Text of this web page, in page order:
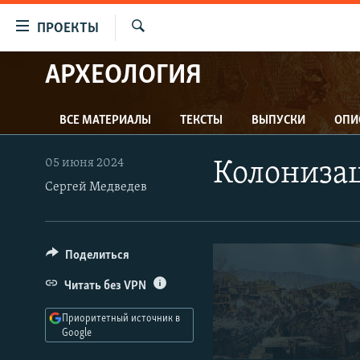
упрощенного
Вернуться
к
основному
содержанию
навигации
Вернутся
ПРОЕКТЫ
ПРОГРАММЫ
АВТОРСКИЕ ПРОЕКТЫ
ЦИТАТЫ СВОБОДЫ
МНЕНИЯ
КУЛЬТУРА
IDEL.РЕАЛИИ
КАВКАЗ.РЕАЛИИ
СЕВЕР.РЕАЛИИ
СИБИРЬ.РЕАЛИИ
АРХЕОЛОГИЯ
ВСЕ МАТЕРИАЛЫ ТЕКСТЫ ВЫПУСКИ
05 июня 2024
Сергей Медведев
Поделиться
Читать без VPN
Приоритетный источник в
Google